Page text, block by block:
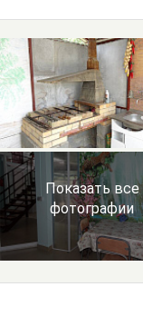
Показать все
фотографии